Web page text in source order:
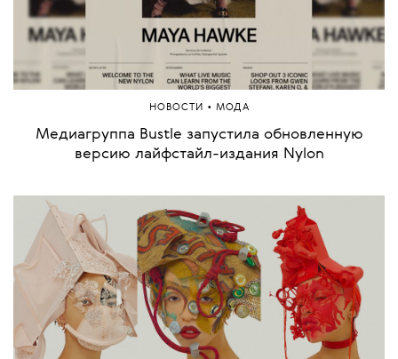
НОВОСТИ • МОДА
Медиагруппа Bustle запустила обновленную
версию лайфстайл-издания Nylon